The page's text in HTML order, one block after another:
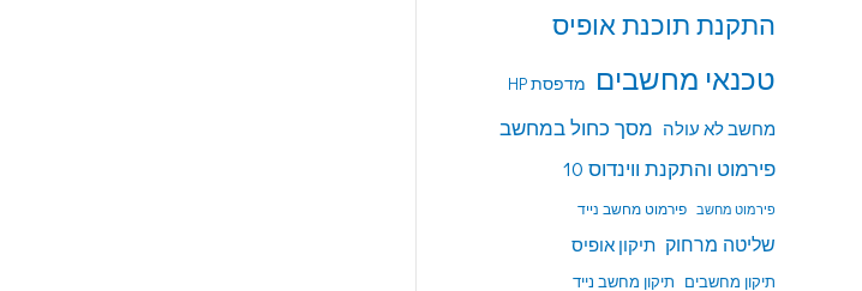
התקנת תוכנת אופיס
טכנאי מחשבים מדפסת HP
מחשב לא עולה מסך כחול במחשב
פירמוט והתקנת ווינדוס 10
פירמוט מחשב פירמוט מחשב נייד
שליטה מרחוק תיקון אופיס
תיקון מחשבים תיקון מחשב נייד